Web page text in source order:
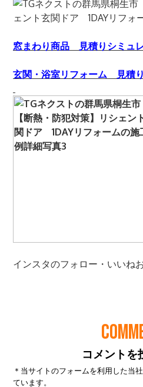
コメントを
＊当サイトのフォームを利用した当
ています。